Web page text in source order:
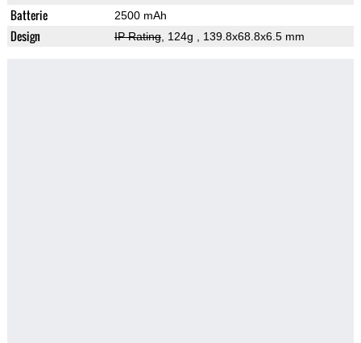
Batterie 2500 mAh
Design IP Rating, 124g , 139.8x68.8x6.5 mm